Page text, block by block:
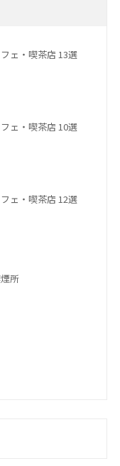
ェ・喫茶店 13選
ェ・喫茶店 10選
ェ・喫茶店 12選
所